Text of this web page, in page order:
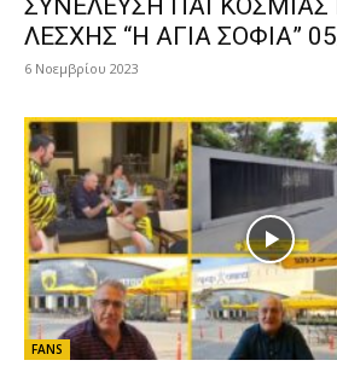
ΣΥΝΕΛΕΥΣΗ ΠΑΓΚΟΣΜΙΑΣ
ΛΕΣΧΗΣ “Η ΑΓΙΑ ΣΟΦΙΑ”
6 Νοεμβρίου 2023
FANS